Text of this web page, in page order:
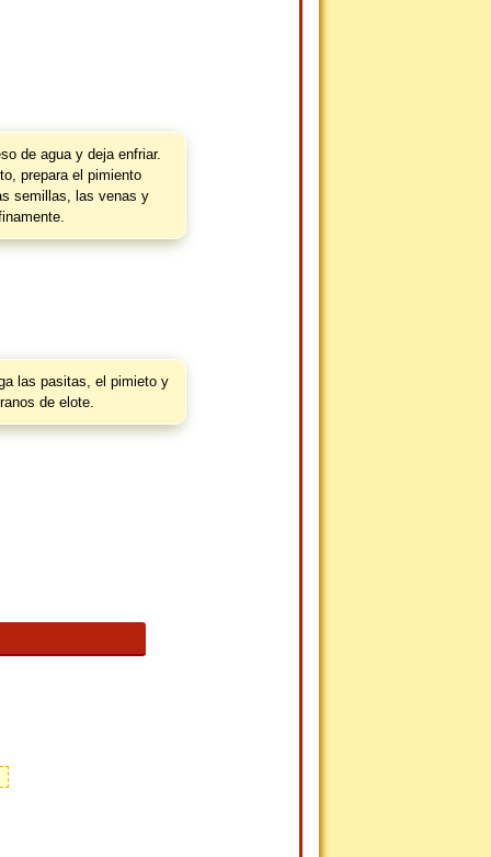
de agua y deja enfriar.
prepara el pimiento
semillas, las venas y
las pasitas, el pimieto y
de elote.